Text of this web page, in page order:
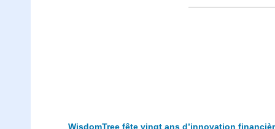
WisdomTree fête vingt ans d’innovation